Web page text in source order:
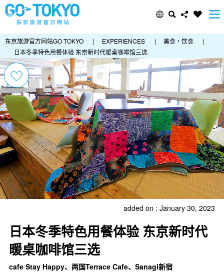
东京旅游官方网站GO TOKYO | EXPERIENCES | 美食・饮食
|
日本冬季特色用餐体验 东京新时代暖桌咖啡馆三选
added on : January 30, 2023
日本冬季特色用餐体验 东京新时代
暖桌咖啡馆三选
cafe Stay Happy、两国Terrace Cafe、Sanagi新宿